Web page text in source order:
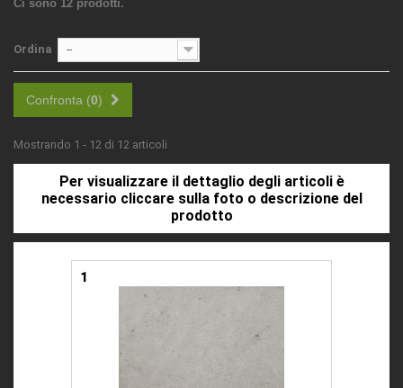
Ci sono 12 prodotti.
Ordina --
Confronta (0)
Mostrando 1 - 12 di 12 articoli
Per visualizzare il dettaglio degli articoli è
necessario cliccare sulla foto o descrizione del
prodotto
1